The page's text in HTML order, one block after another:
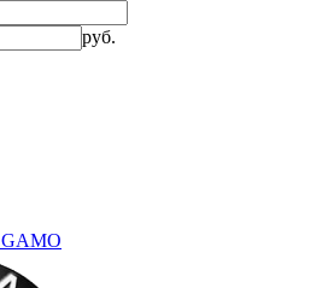
руб.
GAMO